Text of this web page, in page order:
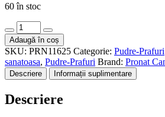
60 în stoc
Cantitate
Bicarbonat
de
sodiu,
200g
Pronat
Adaugă în coș
SKU: PRN11625 Categorie: Pudre-Prafuri
sanatoasa, Pudre-Prafuri Brand: Pronat
Descriere Informații suplimentare
Descriere